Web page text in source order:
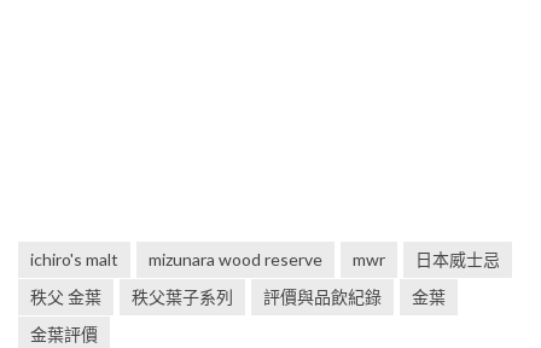
ichiro's malt mizunara wood reserve mwr
日本威士忌
秩父 金葉
秩父葉子系列 評價與品飲紀錄
金葉
金葉評價